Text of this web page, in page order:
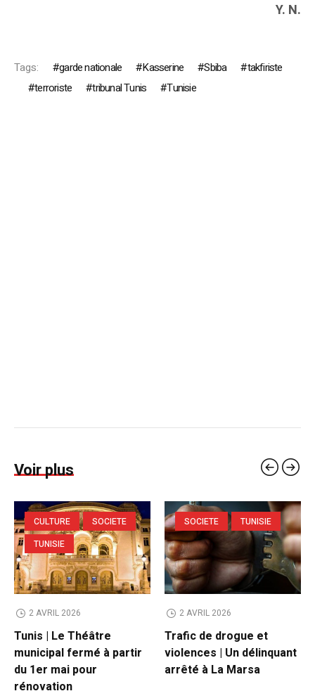
Y. N.
Tags: garde nationale Kasserine Sbiba
takfiriste
terroriste
tribunal Tunis Tunisie
Voir plus
CULTURE
SOCIETE
TUNISIE
2 AVRIL 2026
Tunis | Le Théâtre
municipal fermé à partir
du 1er mai pour
rénovation
SOCIETE TUNISIE
2 AVRIL 2026
Trafic de drogue et
violences | Un délinquant
arrêté à La Marsa